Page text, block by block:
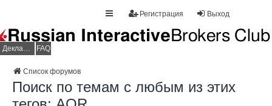
Выход
Регистрация
Декларация НДФЛ FAQ
Список форумов
Поиск по темам с любым из этих